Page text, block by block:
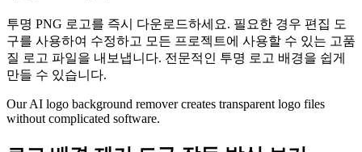
투명 PNG 로고를 즉시 다운로드하세요. 필요한 경우 편집 도
구를 사용하여 수정하고 모든 프로젝트에 사용할 수 있는 고품
질 로고 파일을 내보냅니다. 전문적인 투명 로고 배경을 쉽게
만들 수 있습니다.
Our AI logo background remover creates transparent logo files
without complicated software.